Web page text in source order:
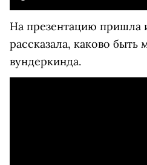
На презентацию пришла
рассказала, каково быть
вундеркинда.